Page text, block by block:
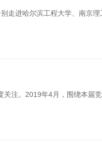
走进哈尔滨工程大学、南京
注。2019年4月，围绕本届